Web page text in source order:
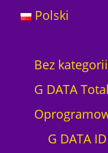
Polski
Bez kategorii
G DATA
G DATA